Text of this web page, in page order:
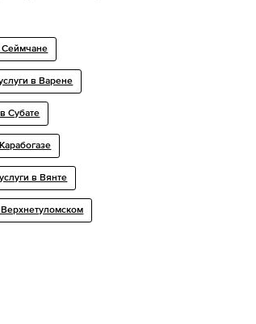
Сеймчане
в Варене
Субате
в Вянте
Верхнетуломском